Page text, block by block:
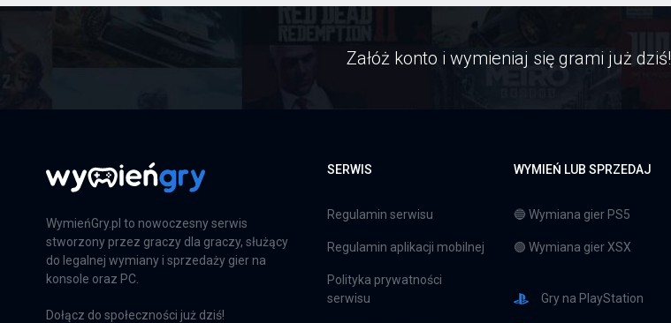
Załóż konto i wymieniaj się grami już dziś!
WymieńGry.pl to nowoczesny serwis
stworzony przez graczy dla graczy, służący
do legalnej wymiany i sprzedaży gier na
konsole oraz PC.
Dołącz do społeczności już dziś!
SERWIS
Regulamin serwisu
Regulamin aplikacji mobilnej
Polityka prywatności
serwisu
WYMIEŃ LUB SPRZEDAJ
🔵 Wymiana gier PS5
🟢 Wymiana gier XSX
Gry na PlayStation